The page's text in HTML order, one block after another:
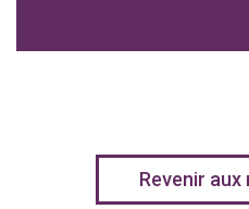
Revenir